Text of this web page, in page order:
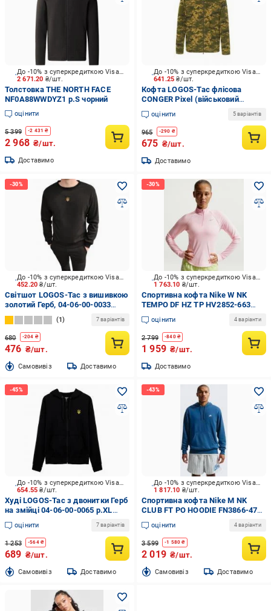
2 671.20 ₴/шт.
До -10% з суперкредиткою Visa Вигода
Толстовка THE NORTH FACE
NF0A88WWDYZ1 р.S чорний
оцінити
5 399 -2 431 ₴
2 968 ₴/шт.
Доставимо
641.25₴/шт.
До -10% з суперкредиткою Visa Вигода
Кофта LOGOS-Tac флісова
CONGER Pixel (військовий
камуфляж) 04-06-00-0062 р.XXL
піксель
оцінити 5 варіантів
965 -290 ₴
675 ₴/шт.
Доставимо
452.20₴/шт.
До -10% з суперкредиткою Visa Вигода
Світшот LOGOS-Tac з вишивкою
золотий Герб, 04-06-00-0033
р.3XL чорний
1 7 варіантів
680 -204 ₴
476 ₴/шт.
Cамовивіз Доставимо
1 763.10 ₴/шт.
До -10% з суперкредиткою Visa Вигода
Спортивна кофта Nike W NK
TEMPO DF HZ TP HV2852-663
р.XS рожевий
оцінити 4 варіанти
2 799 -840₴
1 959 ₴/шт.
Доставимо
654.55₴/шт.
До -10% з суперкредиткою Visa Вигода
Худі LOGOS-Tac з двонитки Герб
на змійці 04-06-00-0065 р.XL
чорний
оцінити 7 варіантів
1 253 -564₴
689 ₴/шт.
Cамовивіз Доставимо
1 817.10 ₴/шт.
До -10% з суперкредиткою Visa Вигода
Спортивна кофта Nike M NK
CLUB FT PO HOODIE FN3866-476
р.L блакитний
оцінити 4 варіанти
3 599 -1 580 ₴
2 019 ₴/шт.
Cамовивіз Доставимо